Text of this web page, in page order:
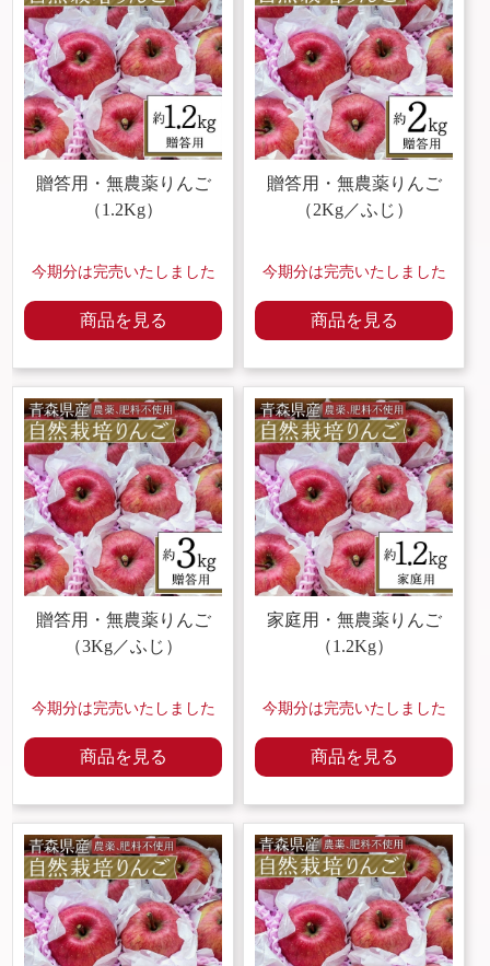
贈答用・ 無農薬りんご
（1.2Kg）
今期分は完売いたしました
商品を見る
贈答用・ 無農薬りんご
（2Kg／ふじ）
今期分は完売いたしました
商品を見る
贈答用・ 無農薬りんご
（3Kg／ふじ）
今期分は完売いたしました
商品を見る
家庭用・ 無農薬りんご
（1.2Kg）
今期分は完売いたしました
商品を見る